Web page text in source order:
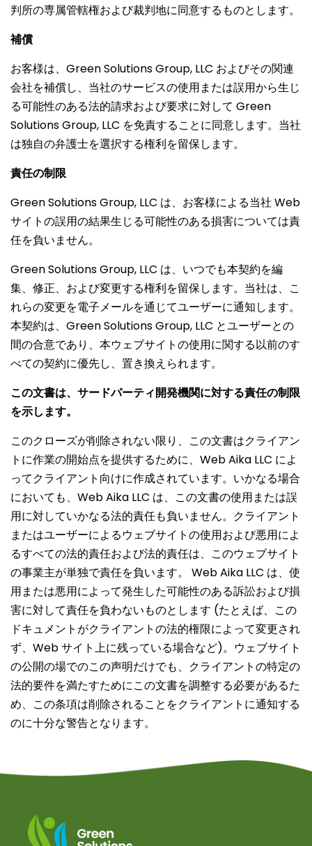
判所の専属管轄権および裁判地に同意するものとします。
補償
お客様は、Green Solutions Group, LLC およびその関連
会社を補償し、当社のサービスの使用または誤用から生じ
る可能性のある法的請求および要求に対して Green
Solutions Group, LLC を免責することに同意します。当社
は独自の弁護士を選択する権利を留保します。
責任の制限
Green Solutions Group, LLC は、お客様による当社 Web
サイトの誤用の結果生じる可能性のある損害については責
任を負いません。
Green Solutions Group, LLC は、いつでも本契約を編
集、修正、および変更する権利を留保します。当社は、こ
れらの変更を電子メールを通じてユーザーに通知します。
本契約は、Green Solutions Group, LLC とユーザーとの
間の合意であり、本ウェブサイトの使用に関する以前のす
べての契約に優先し、置き換えられます。
この文書は、サードパーティ開発機関に対する責任の制限
を示します。
このクローズが削除されない限り、この文書はクライアン
トに作業の開始点を提供するために、Web Aika LLC によ
ってクライアント向けに作成されています。いかなる場合
においても、Web Aika LLC は、この文書の使用または誤
用に対していかなる法的責任も負いません。クライアント
またはユーザーによるウェブサイトの使用および悪用によ
るすべての法的責任および法的責任は、このウェブサイト
の事業主が単独で責任を負います。 Web Aika LLC は、使
用または悪用によって発生した可能性のある訴訟および損
害に対して責任を負わないものとします (たとえば、この
ドキュメントがクライアントの法的権限によって変更され
ず、Web サイト上に残っている場合など)。ウェブサイト
の公開の場でのこの声明だけでも、クライアントの特定の
法的要件を満たすためにこの文書を調整する必要があるた
め、この条項は削除されることをクライアントに通知する
のに十分な警告となります。